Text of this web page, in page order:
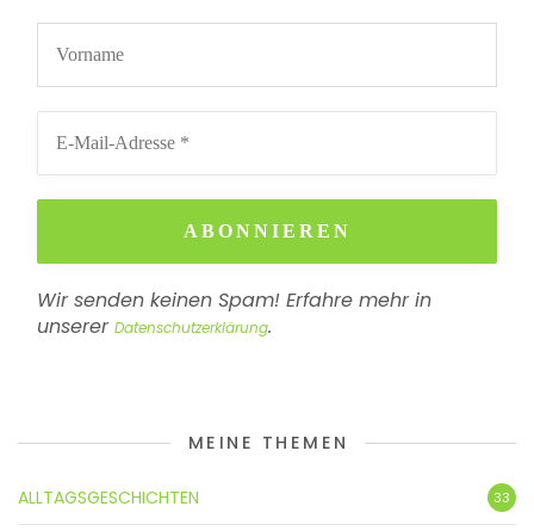
Wir senden keinen Spam! Erfahre mehr in
unserer Datenschutzerklärung.
MEINE THEMEN
ALLTAGSGESCHICHTEN 33